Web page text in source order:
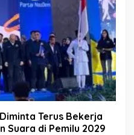
Terus Bekerja
Suara di Pemilu 2029